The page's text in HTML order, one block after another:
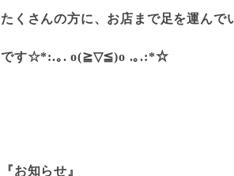
たくさんの方に、お店まで足を運ん
です☆*:.｡. o(≧▽≦)o .｡.:*☆
『お知らせ』